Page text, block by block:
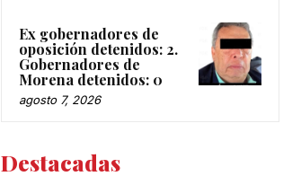
Ex gobernadores de
oposición detenidos: 2.
Gobernadores de
Morena detenidos: 0
agosto 7, 2026
Destacadas